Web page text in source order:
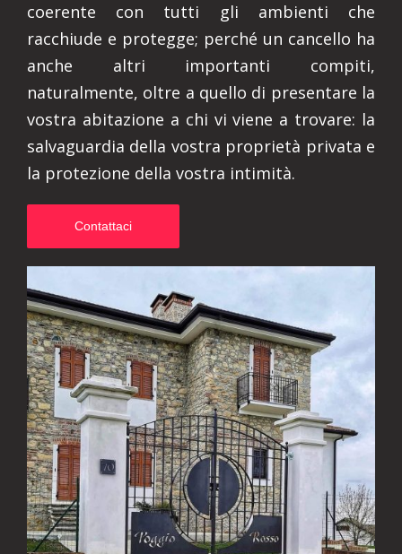
coerente con tutti gli ambienti che
racchiude e protegge; perché un cancello ha
anche altri importanti compiti,
naturalmente, oltre a quello di presentare la
vostra abitazione a chi vi viene a trovare: la
salvaguardia della vostra proprietà privata e
la protezione della vostra intimità.
Contattaci